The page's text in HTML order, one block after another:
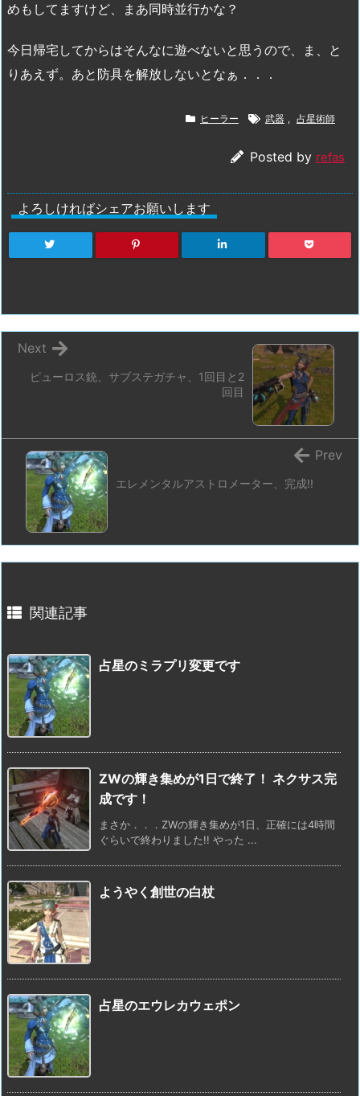
めもしてますけど、まあ同時並行かな？
今日帰宅してからはそんなに遊べないと思うので、ま、と
りあえず。あと防具を解放しないとなぁ．．．
ヒーラー 武器 , 占星術師
Posted by refas
よろしければシェアお願いします
ピューロス銃、サブステガチャ、1回目と2
回目
Next
エレメンタルアストロメーター、完成!!
Prev
関連記事
占星のミラプリ変更です
ZWの輝き集めが1日で終了！ ネクサス完
成です！
まさか．．．ZWの輝き集めが1日、正確には4時間
ぐらいで終わりました!! やった ...
ようやく創世の白杖
占星のエウレカウェポン